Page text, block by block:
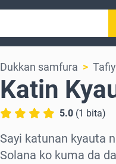
Dukkan samfura
Katin
5.0 (1 bita)
Sayi katunan kyauta
Solana ko kuma da